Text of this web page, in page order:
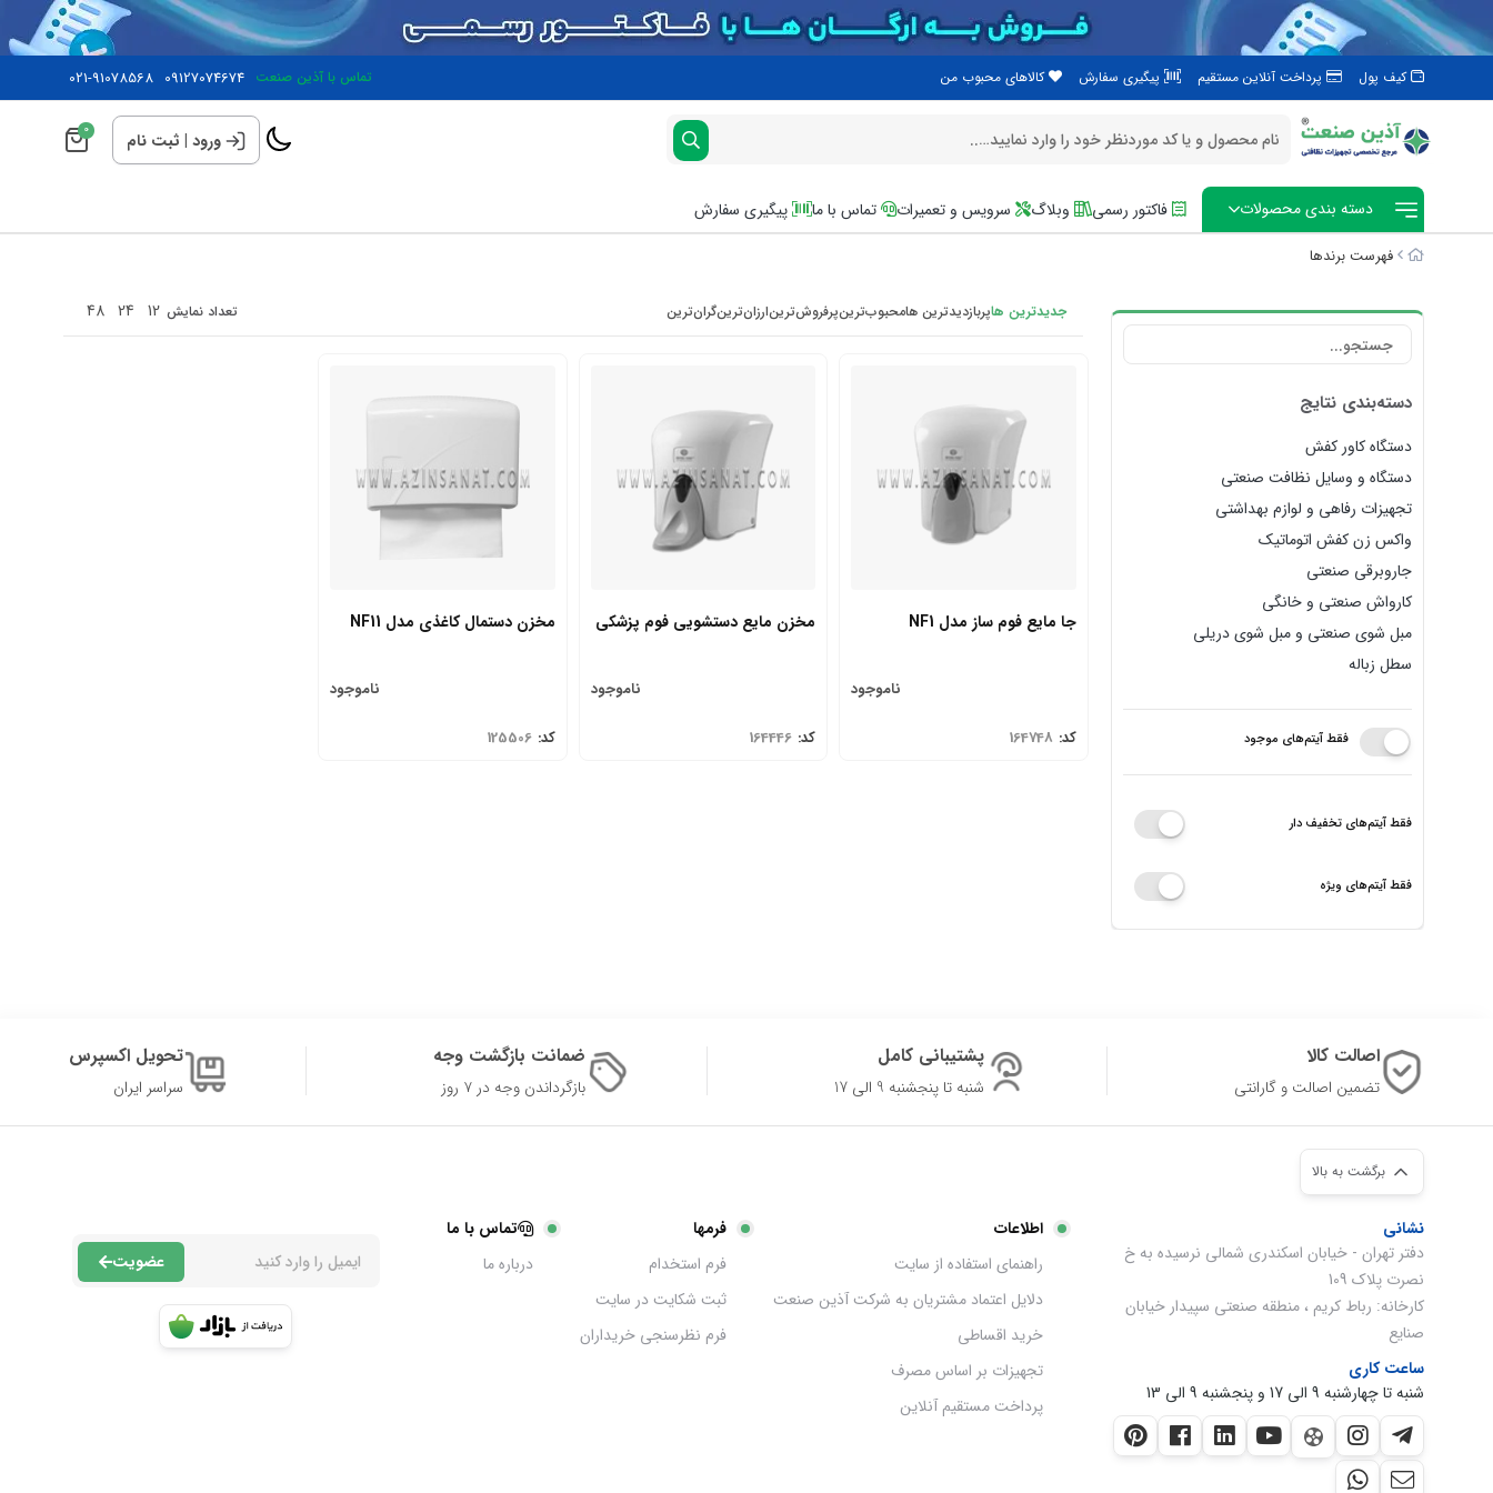
کیف پول پرداخت آنلاین مستقیم پیگیری سفارش کالاهای محبوب من تماس با آذین صنعت 09127074674
021-91078568
ورود | ثبت نام 0
دسته بندی محصولات فاکتور رسمی وبلاگ سرویس و تعمیرات تماس با ما پیگیری سفارش
فهرست برندها
دسته‌بندی نتایج
دستگاه کاور کفش
دستگاه و وسایل نظافت صنعتی
تجهیزات رفاهی و لوازم بهداشتی
واکس زن کفش اتوماتیک
جاروبرقی صنعتی
کارواش صنعتی و خانگی
مبل شوی صنعتی و مبل شوی دریلی
سطل زباله
فقط آیتم‌های موجود
فقط آیتم‌های تخفیف دار
فقط آیتم‌های ویژه
جدیدترین هاپربازدیدترین هامحبوب‌‌ترینپرفروش‌ترینارزان‌ترینگران‌ترین تعداد نمایش 12
24
48
جا مایع فوم ساز مدل NF1
ناموجود
کد: 164748
مخزن مایع دستشویی فوم پزشکی
ناموجود
کد: 164446
مخزن دستمال کاغذی مدل NF11
ناموجود
کد: 125506
اصالت کالا
تضمین اصالت و گارانتی
پشتیبانی کامل
شنبه تا پنجشنبه 9 الی 17
ضمانت بازگشت وجه
بازگرداندن وجه در ۷ روز
تحویل اکسپرس
سراسر ایران
برگشت به بالا
نشانی
دفتر تهران - خیابان اسکندری شمالی نرسیده به خ
نصرت پلاک 109
کارخانه: رباط کریم ، منطقه صنعتی سپیدار خیابان
صنایع
ساعت کاری
شنبه تا چهارشنبه 9 الی 17 و پنجشنبه 9 الی 13
اطلاعات
راهنمای استفاده از سایت
دلایل اعتماد مشتریان به شرکت آذین صنعت
خرید اقساطی
تجهیزات بر اساس مصرف
پرداخت مستقیم آنلاین
فرمها
فرم استخدام
ثبت شکایت در سایت
فرم نظرسنجی خریداران
تماس با ما
درباره ما
عضویت